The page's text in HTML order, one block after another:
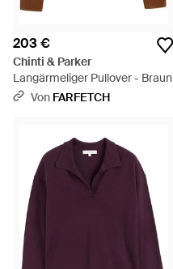
203 €
Chinti & Parker
Langärmeliger Pullover - Braun
Von FARFETCH